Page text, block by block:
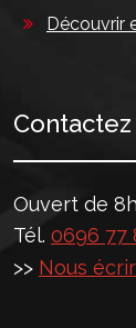
Découvrir
Ouvert de
Tél. 0696 77
>> Nous